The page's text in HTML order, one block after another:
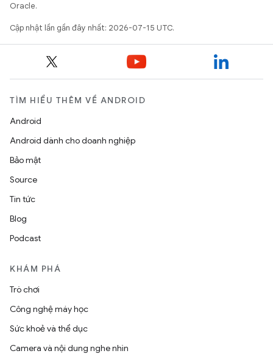
Oracle.
Cập nhật lần gần đây nhất: 2026-07-15 UTC.
TÌM HIỂU THÊM VỀ ANDROID
Android
Android dành cho doanh nghiệp
Bảo mật
Source
Tin tức
Blog
Podcast
KHÁM PHÁ
Trò chơi
Công nghệ máy học
Sức khoẻ và thể dục
Camera và nội dung nghe nhìn